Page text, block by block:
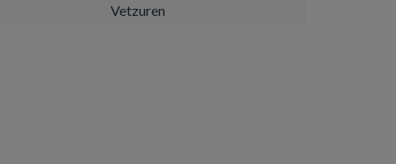
Vetzuren